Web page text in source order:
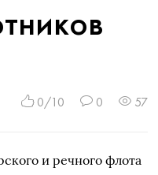
0/10 0 57
и речного флота